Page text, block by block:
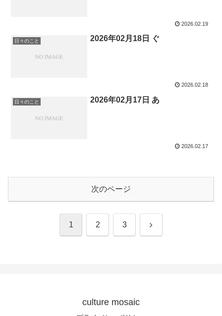
2026.02.19
日々のこと 2026年02月18日 ぐ
2026.02.18
日々のこと 2026年02月17日 あ
2026.02.17
次のページ
1 2 3 次
culture mosaic